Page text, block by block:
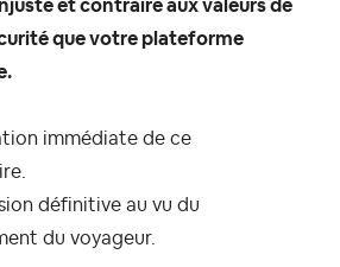
et contraire aux valeurs de
que votre plateforme
immédiate de ce
définitive au vu du
du voyageur.